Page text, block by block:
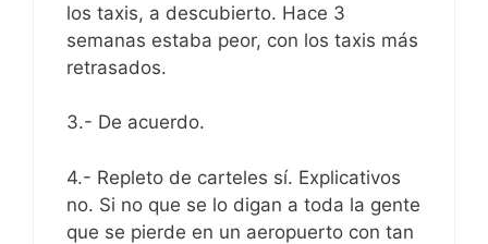
los taxis, a descubierto. Hace 3
semanas estaba peor, con los taxis más
retrasados.
3.- De acuerdo.
4.- Repleto de carteles sí. Explicativos
no. Si no que se lo digan a toda la gente
que se pierde en un aeropuerto con tan